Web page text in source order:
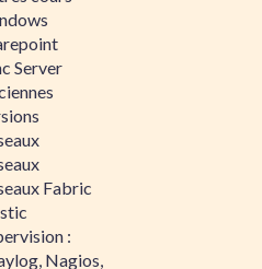
Server
Fabric
:
Nagios,